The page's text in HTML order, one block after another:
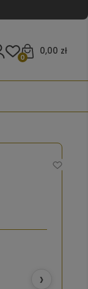
0,00 zł
0
›